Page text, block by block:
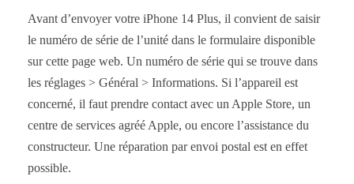
Avant d’envoyer votre iPhone 14 Plus, il convient de saisir
le numéro de série de l’unité dans le formulaire disponible
sur cette page web. Un numéro de série qui se trouve dans
les réglages > Général > Informations. Si l’appareil est
concerné, il faut prendre contact avec un Apple Store, un
centre de services agréé Apple, ou encore l’assistance du
constructeur. Une réparation par envoi postal est en effet
possible.